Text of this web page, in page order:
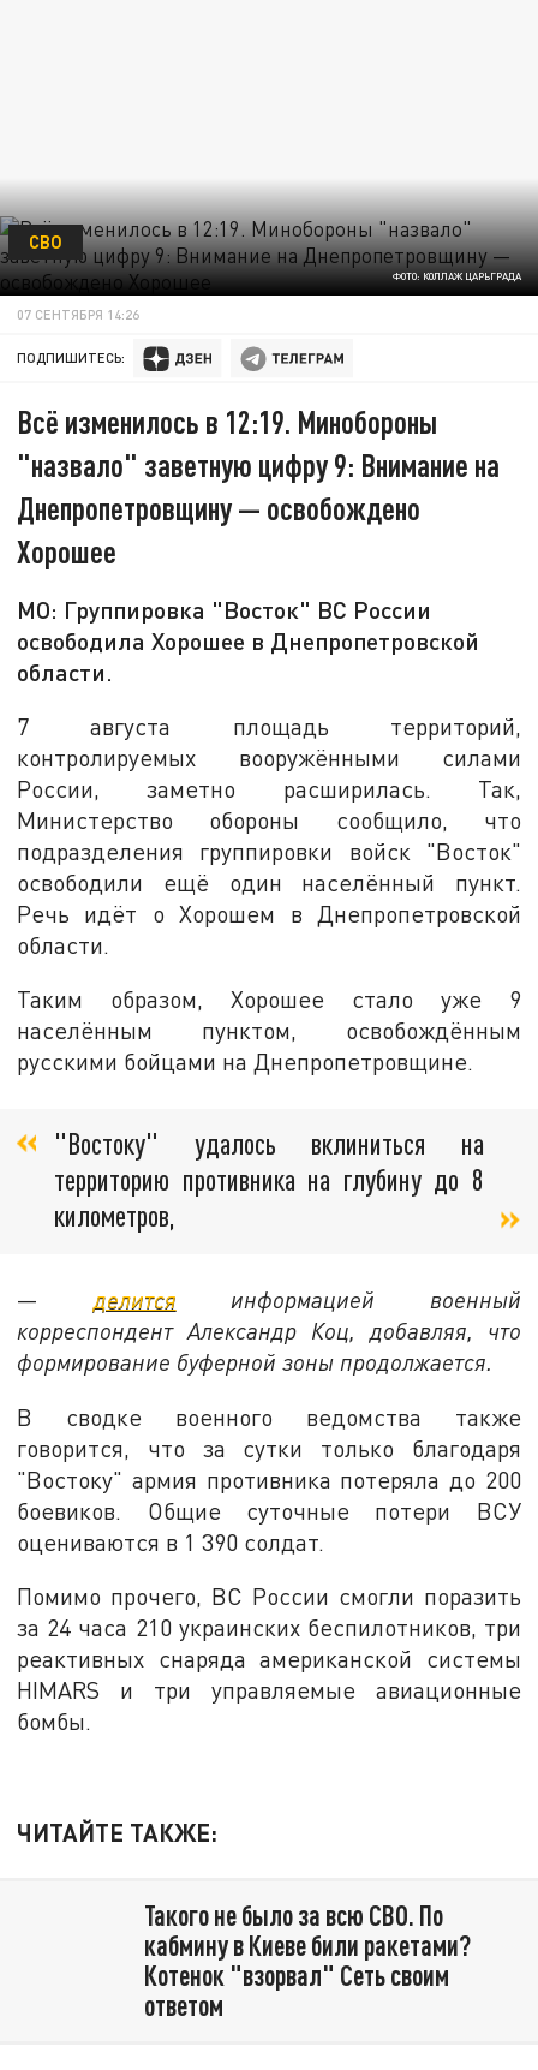
ФОТО: КОЛЛАЖ ЦАРЬГРАДА
СВО
07 СЕНТЯБРЯ 14:26
ПОДПИШИТЕСЬ:
Всё изменилось в 12:19. Минобороны
"назвало" заветную цифру 9: Внимание на
Днепропетровщину — освобождено
Хорошее
МО: Группировка "Восток" ВС России
освободила Хорошее в Днепропетровской
области.
7 августа площадь территорий,
контролируемых вооружёнными силами
России, заметно расширилась. Так,
Министерство обороны сообщило, что
подразделения группировки войск "Восток"
освободили ещё один населённый пункт.
Речь идёт о Хорошем в Днепропетровской
области.
Таким образом, Хорошее стало уже 9
населённым пунктом, освобождённым
русскими бойцами на Днепропетровщине.
"Востоку" удалось вклиниться на
территорию противника на глубину до 8
километров,
— делится информацией военный
корреспондент Александр Коц, добавляя, что
формирование буферной зоны продолжается.
В сводке военного ведомства также
говорится, что за сутки только благодаря
"Востоку" армия противника потеряла до 200
боевиков. Общие суточные потери ВСУ
оцениваются в 1 390 солдат.
Помимо прочего, ВС России смогли поразить
за 24 часа 210 украинских беспилотников, три
реактивных снаряда американской системы
HIMARS и три управляемые авиационные
бомбы.
ЧИТАЙТЕ ТАКЖЕ:
Такого не было за всю СВО. По
кабмину в Киеве били ракетами?
Котенок "взорвал" Сеть своим
ответом